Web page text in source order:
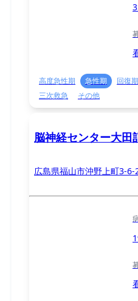
高度急性期 急性期 回復期
三次救急
その他
脳神経センター大田
広島県福山市沖野上町3-6-